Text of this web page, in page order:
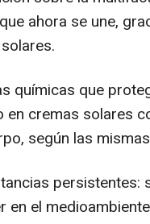
ahora se une,
químicas que
en cremas solares
según las
persistentes:
en el